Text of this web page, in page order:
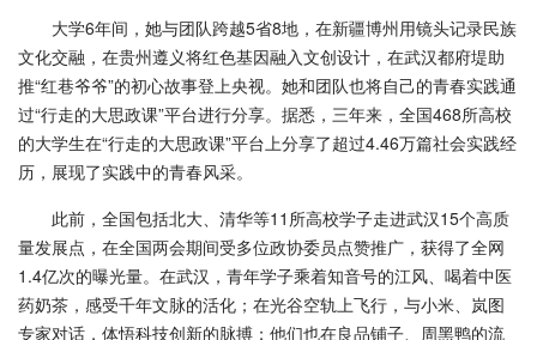
大学6年间，她与团队跨越5省8地，在新疆博州用镜头记录民族
文化交融，在贵州遵义将红色基因融入文创设计，在武汉都府堤助
推“红巷爷爷”的初心故事登上央视。她和团队也将自己的青春实践通
过“行走的大思政课”平台进行分享。据悉，三年来，全国468所高校
的大学生在“行走的大思政课”平台上分享了超过4.46万篇社会实践经
历，展现了实践中的青春风采。
此前，全国包括北大、清华等11所高校学子走进武汉15个高质
量发展点，在全国两会期间受多位政协委员点赞推广，获得了全网
1.4亿次的曝光量。在武汉，青年学子乘着知音号的江风、喝着中医
药奶茶，感受千年文脉的活化；在光谷空轨上飞行，与小米、岚图
专家对话，体悟科技创新的脉搏；他们也在良品铺子、周黑鸭的流